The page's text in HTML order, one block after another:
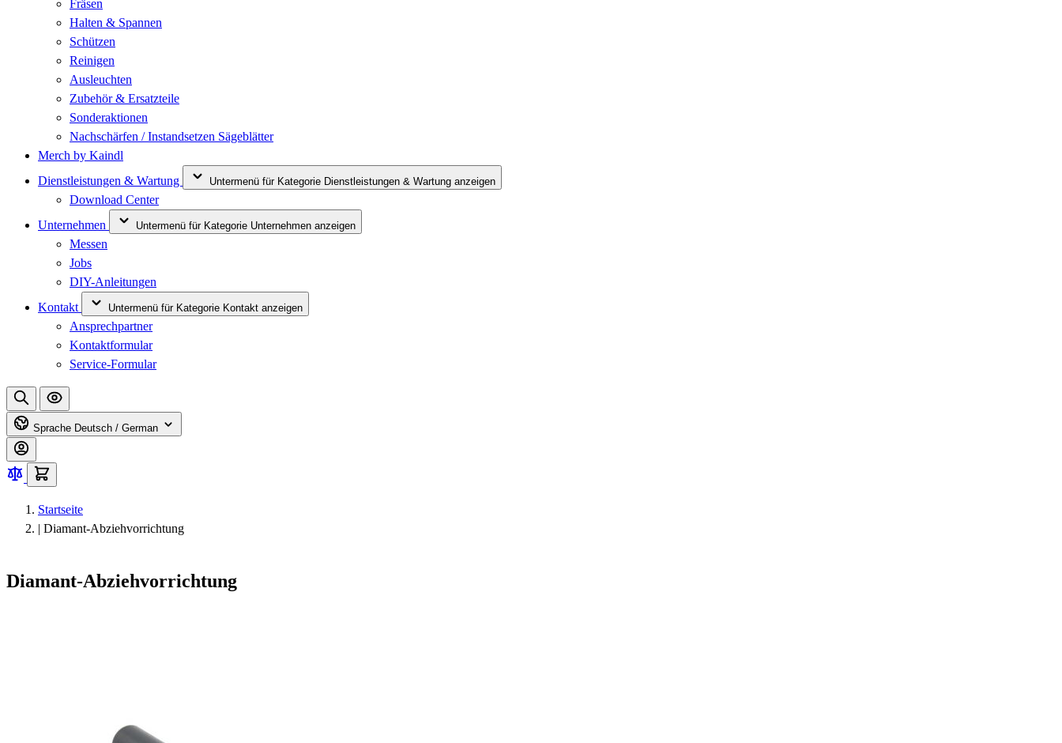
Fräsen
Halten & Spannen
Schützen
Reinigen
Ausleuchten
Zubehör & Ersatzteile
Sonderaktionen
Nachschärfen / Instandsetzen Sägeblätter
Merch by Kaindl
Dienstleistungen & Wartung
Untermenü für Kategorie Dienstleistungen & Wartung anzeigen
Download Center
Unternehmen
Untermenü für Kategorie Unternehmen anzeigen
Messen
Jobs
DIY-Anleitungen
Kontakt
Untermenü für Kategorie Kontakt anzeigen
Ansprechpartner
Kontaktformular
Service-Formular
Sprache Deutsch / German
Startseite
| Diamant-Abziehvorrichtung
Diamant-Abziehvorrichtung